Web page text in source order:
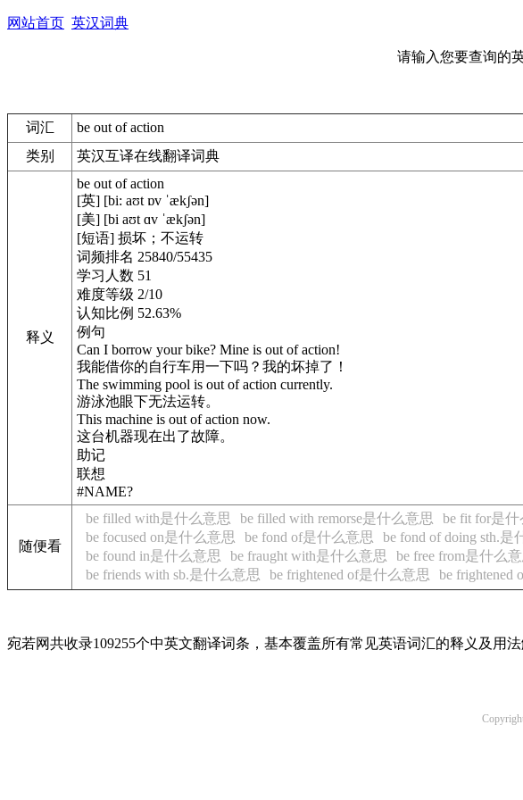
网站首页 英汉词典
请输入您要查询的
词汇
be out of action
类别
英汉互译在线翻译词典
释义
be out of action
[英] [bi: aʊt ɒv ˈækʃən]
[美] [bi aʊt ɑv ˈækʃən]
[短语] 损坏；不运转
词频排名 25840/55435
学习人数 51
难度等级 2/10
认知比例 52.63%
例句
Can I borrow your bike? Mine is out of action!
我能借你的自行车用一下吗？我的坏掉了！
The swimming pool is out of action currently.
游泳池眼下无法运转。
This machine is out of action now.
这台机器现在出了故障。
助记
联想
#NAME?
随便看
be filled with是什么意思 be filled with remorse是什么意思 be fit for是什
be focused on是什么意思
be fond of是什么意思 be fond of doing sth.是
be found in是什么意思
be fraught with是什么意思 be free from是什么
be friends with sb.是什么意思
be frightened of是什么意思 be frightened
宛若网共收录109255个中英文翻译词条，基本覆盖所有常见英语词汇的释义及用